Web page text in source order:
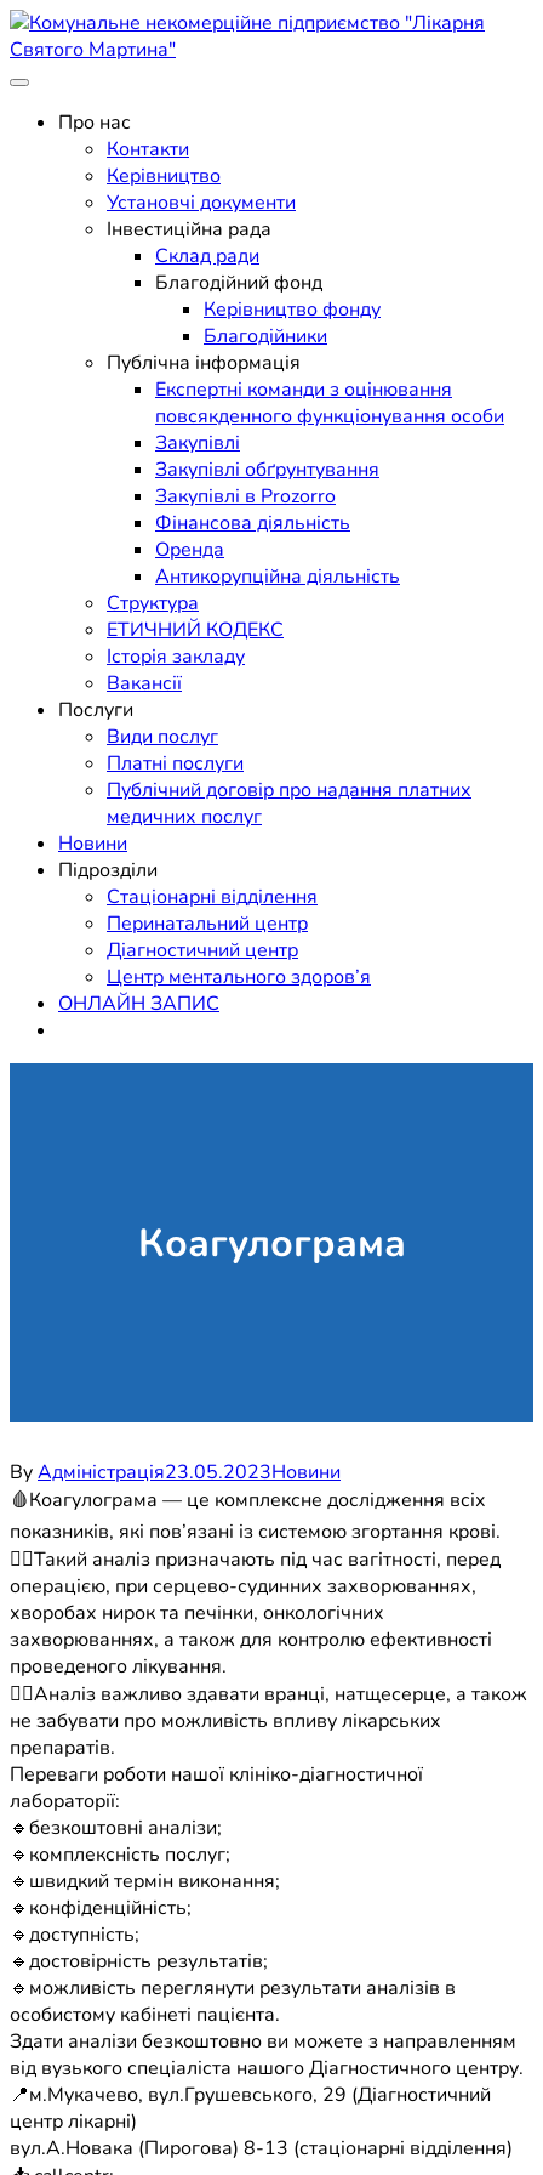
Skip
to
content
Комунальне некомерційне
підприємство "Лікарня
Святого Мартина"
Поліклініка Мукачево
Про нас
Контакти
Керівництво
Установчі документи
Інвестиційна рада
Склад ради
Благодійний фонд
Керівництво фонду
Благодійники
Публічна інформація
Експертні команди з оцінювання
повсякденного функціонування особи
Закупівлі
Закупівлі обґрунтування
Закупівлі в Prozorro
Фінансова діяльність
Оренда
Антикорупційна діяльність
Структура
ЕТИЧНИЙ КОДЕКС
Історія закладу
Вакансії
Послуги
Види послуг
Платні послуги
Публічний договір про надання платних
медичних послуг
Новини
Підрозділи
Стаціонарні відділення
Перинатальний центр
Діагностичний центр
Центр ментального здоров’я
ОНЛАЙН ЗАПИС
Коагулограма
ByАдміністрація23.05.2023Новини
🩸Коагулограма — це комплексне дослідження всіх
показників, які пов’язані із системою згортання крові.
☝🏼Такий аналіз призначають під час вагітності, перед
операцією, при серцево-судинних захворюваннях,
хворобах нирок та печінки, онкологічних
захворюваннях, а також для контролю ефективності
проведеного лікування.
👉🏼Аналіз важливо здавати вранці, натщесерце, а також
не забувати про можливість впливу лікарських
препаратів.
Переваги роботи нашої клініко-діагностичної
лабораторії:
🔹безкоштовні аналізи;
🔹комплексність послуг;
🔹швидкий термін виконання;
🔹конфіденційність;
🔹доступність;
🔹достовірність результатів;
🔹можливість переглянути результати аналізів в
особистому кабінеті пацієнта.
Здати аналізи безкоштовно ви можете з направленням
від вузького спеціаліста нашого Діагностичного центру.
📍м.Мукачево, вул.Грушевського, 29 (Діагностичний
центр лікарні)
вул.А.Новака (Пирогова) 8-13 (стаціонарні відділення)